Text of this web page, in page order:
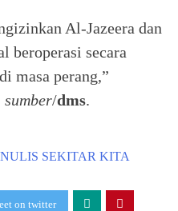
Al-Jazeera dan
beroperasi secara
masa perang,”
/dms.
SEKITAR KITA
on twitter